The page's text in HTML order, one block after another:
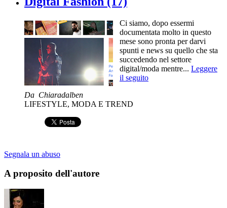
Ci siamo, dopo essermi
documentata molto in questo
mese sono pronta per darvi
spunti e news su quello che sta
succedendo nel settore
digital/moda mentre... Leggere
il seguito
Da Chiaradalben
LIFESTYLE, MODA E TREND
Segnala un abuso
A proposito dell'autore